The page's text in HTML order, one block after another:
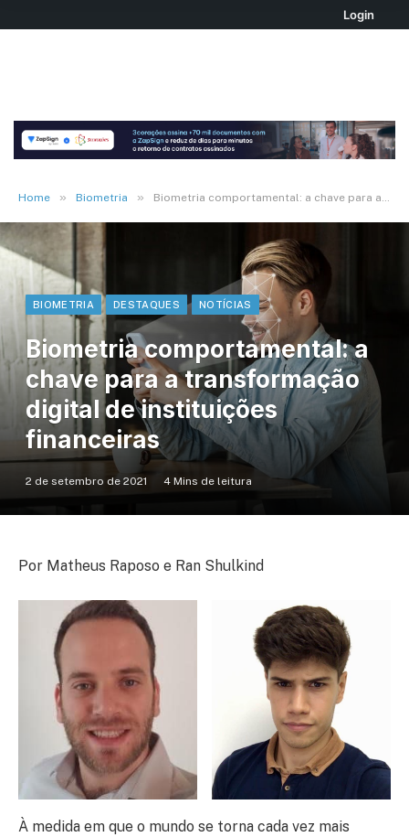
Login
Home » Biometria » Biometria comportamental: a chave para a transformação digital de instituições financeiras
BIOMETRIA DESTAQUES NOTÍCIAS
Biometria comportamental: a
chave para a transformação
digital de instituições
financeiras
2 de setembro de 2021 4 Mins de leitura
Por Matheus Raposo e Ran Shulkind
À medida em que o mundo se torna cada vez mais